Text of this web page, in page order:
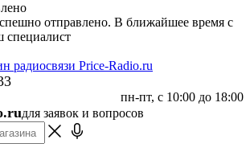
отправлено. В ближайшее время с
специалист
пн-пт, с 10:00 до 18:00
для заявок и вопросов